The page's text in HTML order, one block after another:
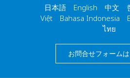
日本語 English 中文
Việt Bahasa Indonesia
ไทย
お問合せフォーム